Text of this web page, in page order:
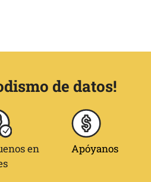
de datos!
en
Apóyanos